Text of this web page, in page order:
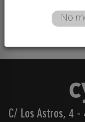
competiciones
C/ Los Astros, 4 -
No